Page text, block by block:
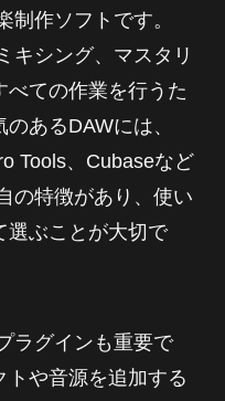
制作ソフトです。
キシング、マスタリ
べての作業を行うた
あるDAWには、
Tools、Cubaseなど
の特徴があり、使い
選ぶことが大切で
ラグインも重要で
や音源を追加する